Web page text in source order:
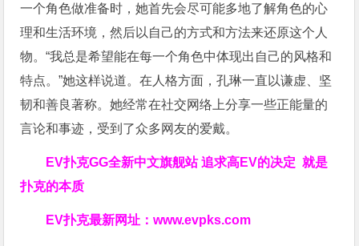
一个角色做准备时，她首先会尽可能多地了解角色的心
理和生活环境，然后以自己的方式和方法来还原这个人
物。“我总是希望能在每一个角色中体现出自己的风格和
特点。”她这样说道。在人格方面，孔琳一直以谦虚、坚
韧和善良著称。她经常在社交网络上分享一些正能量的
言论和事迹，受到了众多网友的爱戴。
EV扑克GG全新中文旗舰站追求高EV的决定就是
扑克的本质
EV扑克最新网址：www.evpks.com